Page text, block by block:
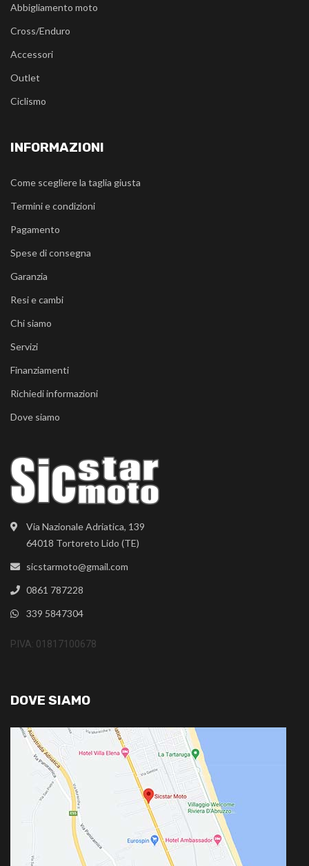
Via Nazionale Adriatica, 139
64018 Tortoreto Lido (TE)
sicstarmoto@gmail.com
0861 787228
339 5847304
P.IVA: 01817100678
Abbigliamento moto
Cross/Enduro
Accessori
Outlet
Ciclismo
INFORMAZIONI
Come scegliere la taglia giusta
Termini e condizioni
Pagamento
Spese di consegna
Garanzia
Resi e cambi
Chi siamo
Servizi
Finanziamenti
Richiedi informazioni
Dove siamo
DOVE SIAMO